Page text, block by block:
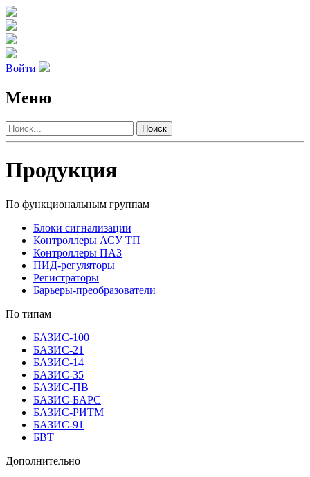
Войти
Меню
Поиск
Продукция
По функциональным группам
Блоки сигнализации
Контроллеры АСУ ТП
Контроллеры ПАЗ
ПИД-регуляторы
Регистраторы
Барьеры-преобразователи
По типам
БАЗИС-100
БАЗИС-21
БАЗИС-14
БАЗИС-35
БАЗИС-ПВ
БАЗИС-БАРС
БАЗИС-РИТМ
БАЗИС-91
БВТ
Дополнительно